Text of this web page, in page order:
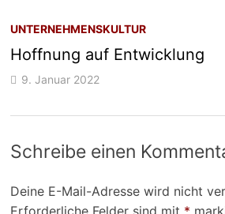
UNTERNEHMENSKULTUR
Hoffnung auf Entwicklung
9. Januar 2022
Schreibe einen
Deine E-Mail-Adresse wird nicht